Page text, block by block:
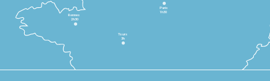
Rennes
2h30
Tours
3h
Paris
1h30